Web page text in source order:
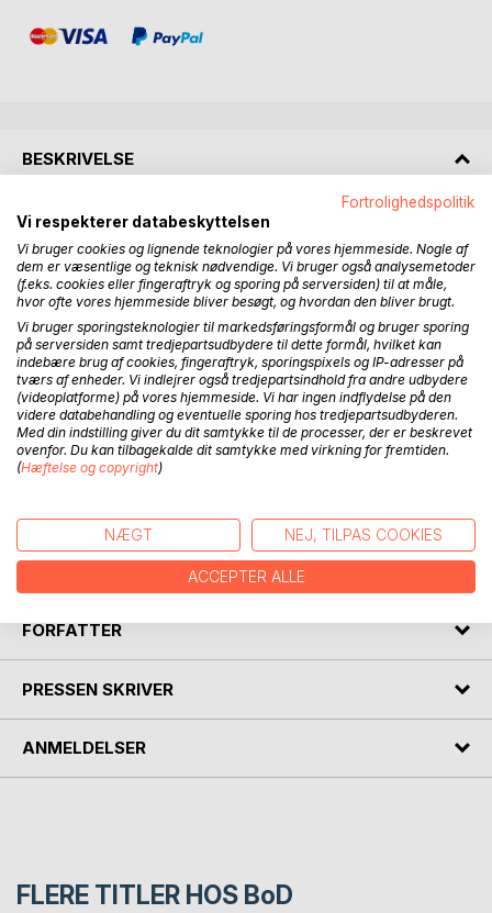
BESKRIVELSE
Mennesker har til alle tider og i alle kulturer omgivet sig
med kunst. Bogens sigte er at belyse denne
almenmenneskelige kærlighed til kunst. Den forsøger fra
grunden af at gennemtænke, hvad kunst er, og hvilke
funktioner den har i vores liv. Den fremlægger en æstetisk
teori. Et kunstværk er et hjerteanliggende udtrykt i et
materiale. Efter denne bestemmelse følger refleksioner
over kunst som kommunikation, kunst og (anden)
virkelighed, følelser i kunst, erkendelse og sandhed i kunst,
kunst og skønhed, kunst og etik og kunstens betydning for
et godt liv. Det medfører tillige bestemmelser af, hvad
følelser er, og af det sande, det skønne og det gode. Alle
fra litteratur, billedkunst og musik. Bogen er ikke en
akademisk afhandling, men en filosofisk
kærlighedserklæring til kunst.
FORFATTER
PRESSEN SKRIVER
ANMELDELSER
FLERE TITLER HOS BoD
Fortrolighedspolitik
Vi respekterer databeskyttelsen
Vi bruger cookies og lignende teknologier på vores hjemmeside. Nogle af
dem er væsentlige og teknisk nødvendige. Vi bruger også analysemetoder
(f.eks. cookies eller fingeraftryk og sporing på serversiden) til at måle,
hvor ofte vores hjemmeside bliver besøgt, og hvordan den bliver brugt.
Vi bruger sporingsteknologier til markedsføringsformål og bruger sporing
på serversiden samt tredjepartsudbydere til dette formål, hvilket kan
indebære brug af cookies, fingeraftryk, sporingspixels og IP-adresser på
tværs af enheder. Vi indlejrer også tredjepartsindhold fra andre udbydere
(videoplatforme) på vores hjemmeside. Vi har ingen indflydelse på den
videre databehandling og eventuelle sporing hos tredjepartsudbyderen.
Med din indstilling giver du dit samtykke til de processer, der er beskrevet
ovenfor. Du kan tilbagekalde dit samtykke med virkning for fremtiden.
(Hæftelse og copyright)
NÆGT NEJ, TILPAS COOKIES
ACCEPTER ALLE